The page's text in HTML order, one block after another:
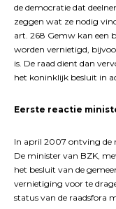
de democratie dat
zeggen wat ze nodig
art. 268 Gemw kan een
worden vernietigd,
is. De raad dient dan
het koninklijk besluit in
Eerste reactie
In april 2007 ontving de
De minister van BZK,
het besluit van de
vernietiging voor te
status van de raadsfora